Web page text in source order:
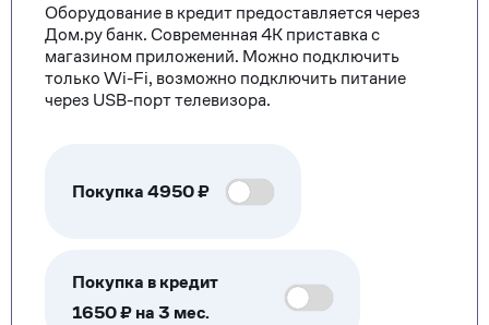
Оборудование в кредит предоставляется через
Дом.ру банк. Современная 4К приставка с
магазином приложений. Можно подключить
только Wi-Fi, возможно подключить питание
через USB-порт телевизора.
Покупка4950₽
Покупка в кредит
1650 ₽ на 3 мес.